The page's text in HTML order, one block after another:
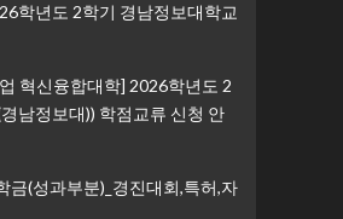
학년도 2학기 경남정보대학교
혁신융합대학] 2026학년도 2
남정보대)) 학점교류 신청 안
금(성과부분)_경진대회,특허,자